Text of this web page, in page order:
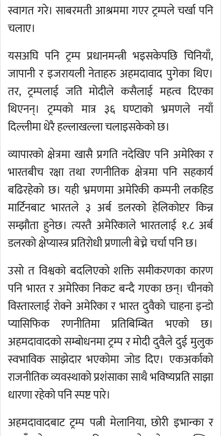
स्वागत गरे। साबरमती आश्रममा गएर ट्रम्पले चर्खा पनि
चलाए।
यसअघि पनि ट्रम्प प्रधानमन्त्री भइसकेपछि चिनियाँ,
जापानी र इजरायली नेताहरु अहमदावाद पुगेका थिए।
तर, ट्रम्पलाई जति मोदीले कसैलाई महत्व दिएका
थिएनन्। ट्रम्पको मात्र ३६ घण्टाको भ्रमणले नयाँ
दिल्लीमा धेरै हल्लाखल्ला चलाइसकेको छ।
व्यापारको क्षेत्रमा खासै प्रगति नदेखिए पनि अमेरिका र
भारतबीच रक्षा तथा रणनीतिक क्षेत्रमा पनि सहकार्य
बढिरहेको छ। यही भ्रमणमा अमेरिकी कम्पनी लकहिड
मार्टिनबाट भारतले ३ अर्ब डलरको हेलिकोप्टर किन्न
सम्झौता हुनेछ। त्यस्तै अमेरिकाले भारतलाई १.८ अर्ब
डलरको क्षेप्यास्त्र प्रतिरोधी प्रणाली बेच्ने चर्चा पनि छ।
उसो त विश्वको बदलिएको शक्ति समीकरणका कारण
पनि भारत र अमेरिका निकट बन्दै गएका छन्। चीनको
विस्तारलाई रोक्ने अमेरिका र भारत दुवैको चाहना इन्डो
प्यासिफिक रणनीतिमा प्रतिबिम्बित भएको छ।
अहमदावादको सम्बोधनमा ट्रम्प र मोदी दुवैले दुई मुलुक
स्वभाविक साझेदार भएकोमा जोड दिए। एकअर्काको
राजनीतिक व्यवस्थाको प्रशंसाका साथै भविष्यप्रति साझा
धारणा रहेको पनि स्पष्ट पारे।
अहमदावादबाट ट्रम्प पत्नी मेलानिया, छोरी इभान्का र